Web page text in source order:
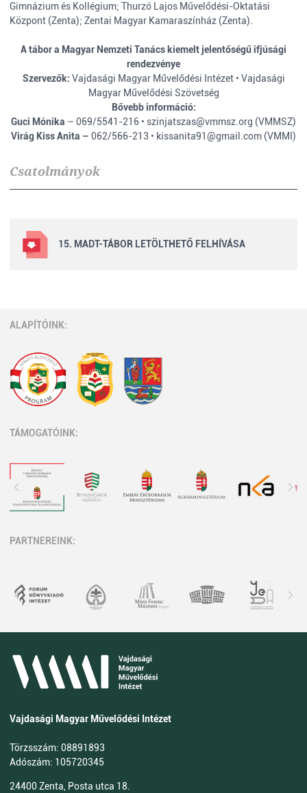
Gimnázium és Kollégium; Thurzó Lajos Művelődési-Oktatási
Központ (Zenta); Zentai Magyar Kamaraszínház (Zenta).
A tábor a Magyar Nemzeti Tanács kiemelt jelentőségű ifjúsági
rendezvénye
Szervezők: Vajdasági Magyar Művelődési Intézet • Vajdasági
Magyar Művelődési Szövetség
Bővebb információ:
Guci Mónika – 069/5541-216 • szinjatszas@vmmsz.org (VMMSZ)
Virág Kiss Anita – 062/566-213 • kissanita91@gmail.com (VMMI)
Csatolmányok
15. MADT-TÁBOR LETÖLTHETŐ FELHÍVÁSA
ALAPÍTÓINK:
TÁMOGATÓINK:
PARTNEREINK:
Vajdasági Magyar Művelődési Intézet
Törzsszám: 08891893
Adószám: 105720345
24400 Zenta, Posta utca 18.